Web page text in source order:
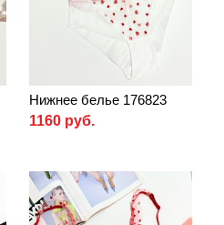
Нижнее белье 176823
1160 руб.